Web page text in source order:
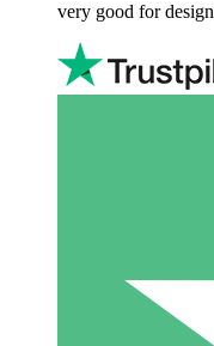
very good for design